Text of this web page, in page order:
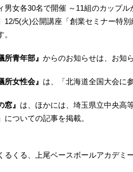
男女各30名で開催 ～11組のカップル
12/5(火)公開講座「創業セミナー特
所青年部』 からのお知らせは、お知
所女性会』 は、「北海道全国大会に
窓』 は、ほかには、埼玉県立中央高
についての記事を掲載。
るくる、上尾ベースボールアカデミ